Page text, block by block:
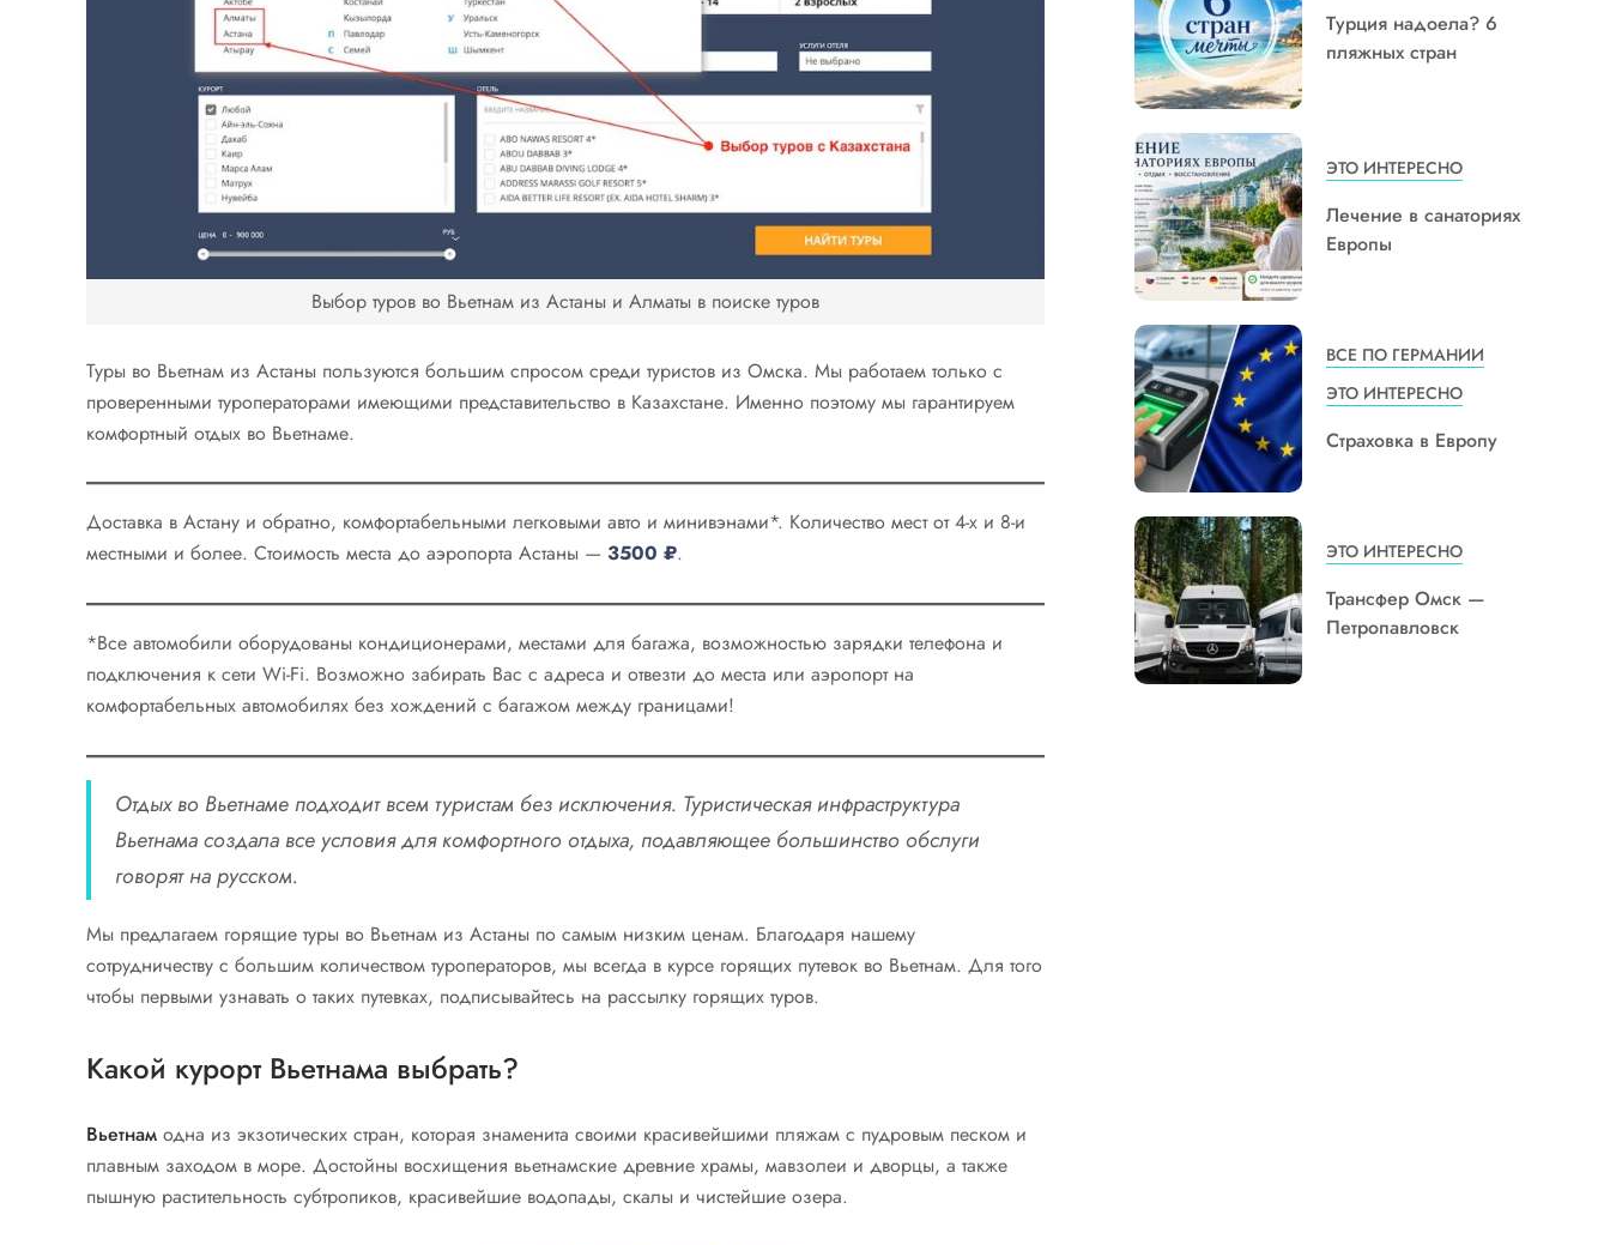
Выбор туров во Вьетнам из Астаны и Алматы в поиске туров
Туры во Вьетнам из Астаны пользуются большим спросом среди туристов из Омска. Мы работаем только с
проверенными туроператорами имеющими представительство в Казахстане. Именно поэтому мы гарантируем
комфортный отдых во Вьетнаме.
Доставка в Астану и обратно, комфортабельными легковыми авто и минивэнами*. Количество мест от 4-х и 8-и
местными и более. Стоимость места до аэропорта Астаны — 3500 ₽.
*Все автомобили оборудованы кондиционерами, местами для багажа, возможностью зарядки телефона и
подключения к сети Wi-Fi. Возможно забирать Вас с адреса и отвезти до места или аэропорт на
комфортабельных автомобилях без хождений с багажом между границами!
Отдых во Вьетнаме подходит всем туристам без исключения. Туристическая инфраструктура
Вьетнама создала все условия для комфортного отдыха, подавляющее большинство обслуги
говорят на русском.
Мы предлагаем горящие туры во Вьетнам из Астаны по самым низким ценам. Благодаря нашему
сотрудничеству с большим количеством туроператоров, мы всегда в курсе горящих путевок во Вьетнам. Для того
чтобы первыми узнавать о таких путевках, подписывайтесь на рассылку горящих туров.
Какой курорт Вьетнама выбрать?
Вьетнам одна из экзотических стран, которая знаменита своими красивейшими пляжам с пудровым песком и
плавным заходом в море. Достойны восхищения вьетнамские древние храмы, мавзолеи и дворцы, а также
пышную растительность субтропиков, красивейшие водопады, скалы и чистейшие озера.
Турция надоела? 6
пляжных стран
ЭТО ИНТЕРЕСНО
Лечение в санаториях
Европы
ВСЕ ПО ГЕРМАНИИ
ЭТО ИНТЕРЕСНО
Страховка в Европу
ЭТО ИНТЕРЕСНО
Трансфер Омск —
Петропавловск